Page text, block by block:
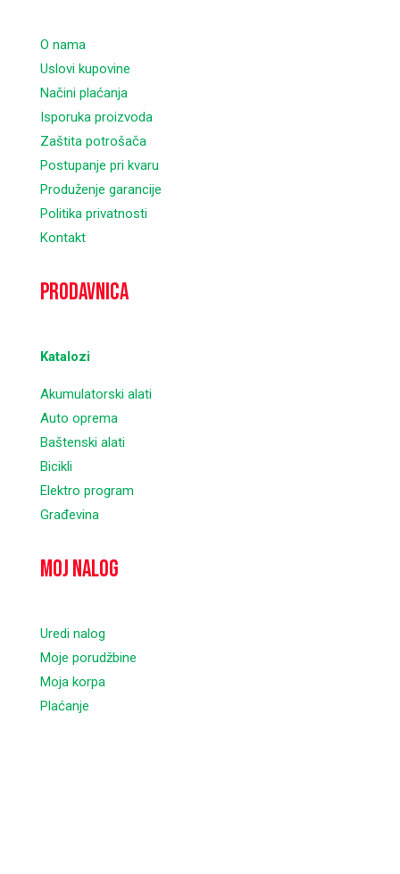
O nama
Uslovi kupovine
Načini plaćanja
Isporuka proizvoda
Zaštita potrošača
Postupanje pri kvaru
Produženje garancije
Politika privatnosti
Kontakt
Prodavnica
Katalozi
Akumulatorski alati
Auto oprema
Baštenski alati
Bicikli
Elektro program
Građevina
Moj nalog
Uredi nalog
Moje porudžbine
Moja korpa
Plaćanje